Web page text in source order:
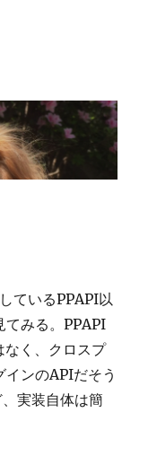
ているPPAPI以
てみる。PPAPI
く、クロスプ
ンのAPIだそう
実装自体は簡